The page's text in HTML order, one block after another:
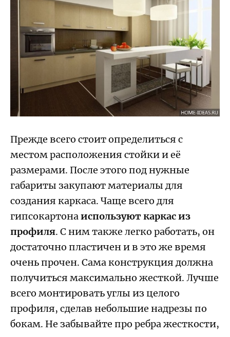
Прежде всего стоит определиться с
местом расположения стойки и её
размерами. После этого под нужные
габариты закупают материалы для
создания каркаса. Чаще всего для
гипсокартонаиспользуют каркас из
профиля. С ним также легко работать, он
достаточно пластичен и в это же время
очень прочен. Сама конструкция должна
получиться максимально жесткой. Лучше
всего монтировать углы из целого
профиля, сделав небольшие надрезы по
бокам. Не забывайте про ребра жесткости,